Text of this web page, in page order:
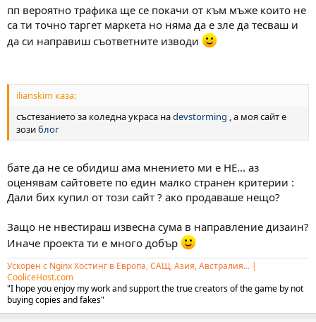
пп вероятно трафика ще се покачи от към мъже които не
са ти точно таргет маркета но няма да е зле да тесваш и
да си направиш съответните изводи
ilianskim каза:
състезанието за коледна украса наdevstorming , a моя сайт е
зозиблог
бате да не се обидиш ама мнението ми е НЕ... аз
оценявам сайтовете по един малко странен критерии :
Дали бих купил от този сайт ? ако продаваше нещо?
Защо не нвестираш извесна сума в направление дизаин?
Иначе проекта ти е много добър
Ускорен с Nginx Хостинг в Европа, САЩ, Азия, Австралия... |
CooliceHost.com
"I hope you enjoy my work and support the true creators of the game by not
buying copies and fakes"